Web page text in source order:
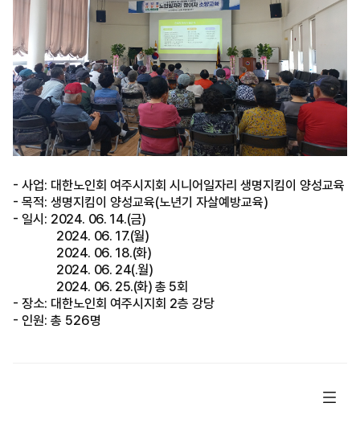
- 사업: 대한노인회 여주시지회 시니어일자리 생명지킴이 양성교육
- 목적: 생명지킴이 양성교육(노년기 자살예방교육)
- 일시 : 2024. 06. 14.(금)
2024. 06. 17.(월)
2024. 06. 18.(화)
2024. 06. 24(.월)
2024. 06. 25.(화)총 5회
- 장소: 대한노인회 여주시지회 2층 강당
- 인원: 총 526명